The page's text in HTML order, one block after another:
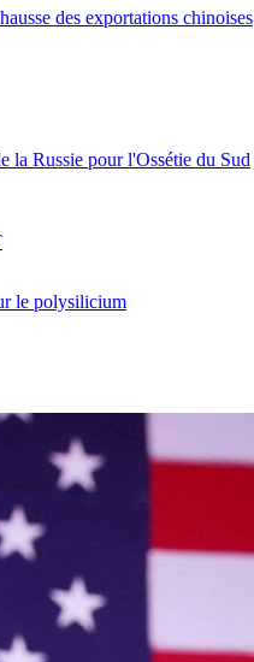
des exportations chinoises
la Russie pour l'Ossétie du Sud
le polysilicium